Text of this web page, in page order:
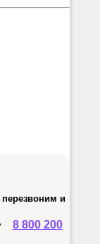
и
8 800 200